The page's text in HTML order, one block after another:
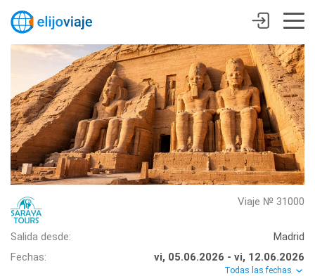
Viaje № 31000
Salida desde:
Madrid
Fechas:
vi, 05.06.2026 - vi, 12.06.2026
Todas las fechas